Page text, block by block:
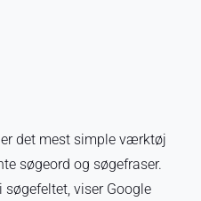
det mest simple værktøj
søgeord og søgefraser.
viser Google